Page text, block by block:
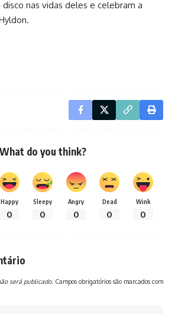
nas vidas deles e celebram a
What do you think?
Happy
0
Sleepy
0
Angry
0
Dead
0
Wink
0
será publicado. Campos obrigatórios são marcados com